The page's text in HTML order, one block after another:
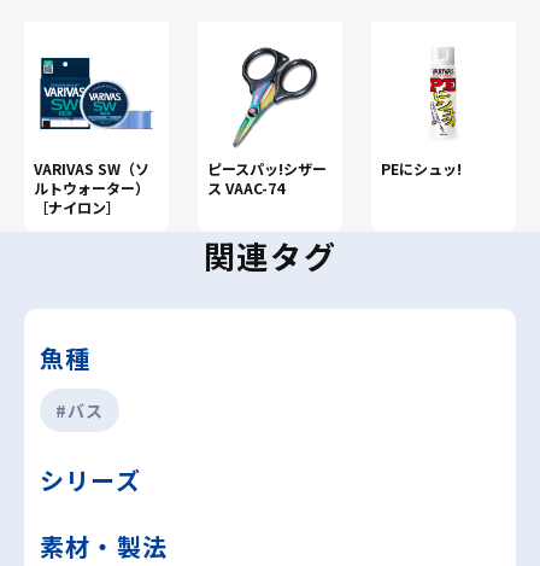
VARIVAS SW（ソ
ルトウォーター）
［ナイロン］
ピースパッ!シザー
ス VAAC-74
PEにシュッ!
関連タグ
魚種
#バス
シリーズ
素材・製法